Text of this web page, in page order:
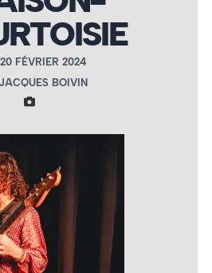
20 FÉVRIER 2024
JACQUES BOIVIN